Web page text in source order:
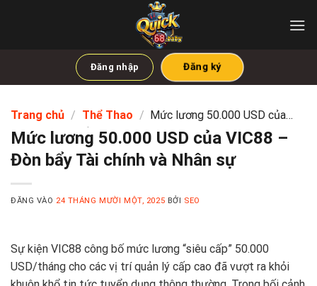
Đăng nhập Đăng ký
Trang chủ / Thể Thao / Mức lương 50.000 USD của
VIC88 – Đòn bẩy Tài chính và Nhân sự
Mức lương 50.000 USD của VIC88 –
Đòn bẩy Tài chính và Nhân sự
ĐĂNG VÀO 24 THÁNG MƯỜI MỘT, 2025 BỞI SEO
Sự kiện VIC88 công bố mức lương “siêu cấp” 50.000
USD/tháng cho các vị trí quản lý cấp cao đã vượt ra khỏi